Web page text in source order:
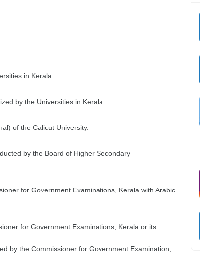
in Kerala.
by the Universities in Kerala.
of the Calicut University.
by the Board of Higher Secondary
for Government Examinations, Kerala with Arabic
for Government Examinations, Kerala or its
by the Commissioner for Government Examination,